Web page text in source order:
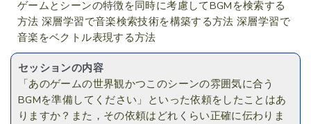
ゲームとシーンの特徴を同時に考慮してBGMを検索する
方法 深層学習で音楽検索技術を構築する方法 深層学習で
音楽をベクトル表現する方法
セッションの内容
「あのゲームの世界観かつこのシーンの雰囲気に合う
BGMを準備してください」といった依頼をしたことはあ
りますか？また，その依頼はどれくらい正確に伝わりま